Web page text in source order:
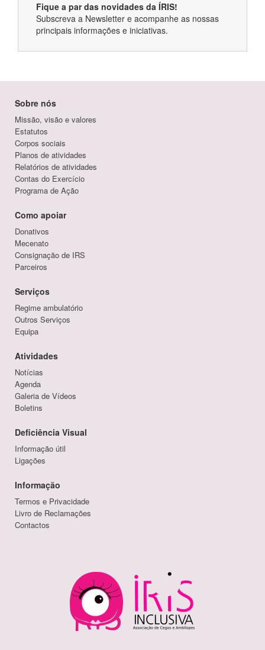
Fique a par das novidades da ÍRIS!
Subscreva a Newsletter e acompanhe as nossas
principais informações e iniciativas.
Sobre nós
Missão, visão e valores
Estatutos
Corpos sociais
Planos de atividades
Relatórios de atividades
Contas do Exercício
Programa de Ação
Como apoiar
Donativos
Mecenato
Consignação de IRS
Parceiros
Serviços
Regime ambulatório
Outros Serviços
Equipa
Atividades
Notícias
Agenda
Galeria de Vídeos
Boletins
Deficiência Visual
Informação útil
Ligações
Informação
Termos e Privacidade
Livro de Reclamações
Contactos